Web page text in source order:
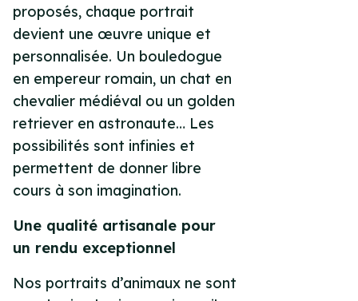
proposés, chaque portrait
devient une œuvre unique et
personnalisée. Un bouledogue
en empereur romain, un chat en
chevalier médiéval ou un golden
retriever en astronaute… Les
possibilités sont infinies et
permettent de donner libre
cours à son imagination.
Une qualité artisanale pour
un rendu exceptionnel
Nos portraits d’animaux ne sont